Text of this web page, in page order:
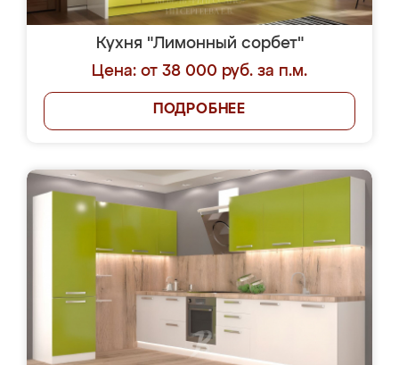
Кухня "Лимонный сорбет"
Цена: от 38 000 руб. за п.м.
ПОДРОБНЕЕ